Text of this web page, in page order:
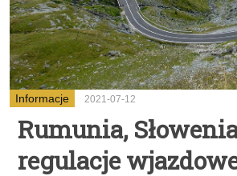
Informacje 2021-07-12
Rumunia,
regulacje